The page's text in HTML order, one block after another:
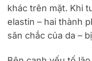
khác trên mặt. Khi
elastin – hai thành
săn chắc của da –